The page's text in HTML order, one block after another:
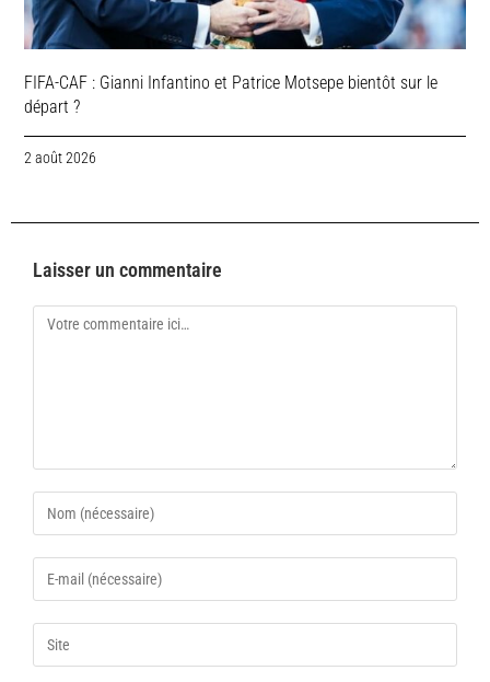
FIFA-CAF : Gianni Infantino et Patrice Motsepe bientôt sur le
départ ?
2 août 2026
Laisser un commentaire